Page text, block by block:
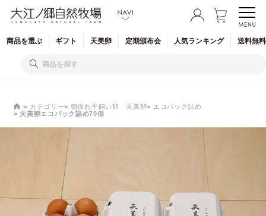
商品を選ぶ ギフト 天美卵 定期頒布会 人気ランキング 送料無
カテゴリー 朝採れ平飼い卵 天美卵
エコパック詰め
天美卵エコパック詰め70個